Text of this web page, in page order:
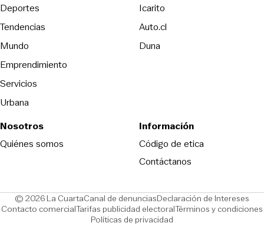
Deportes
Tendencias
Mundo
Emprendimiento
Servicios
Urbana
Icarito
Auto.cl
DunaOpens in new window
Nosotros
Quiénes somos
Información
Código de eticaOpens in new
Contáctanos
© 2026 La CuartaCanal de denunciasOpens in new window
Declaración de Intereses
Contacto comercialOpens in new window
Tarifas publicidad electoralOpens in new window
Términos y condiciones
Políticas de privacidad